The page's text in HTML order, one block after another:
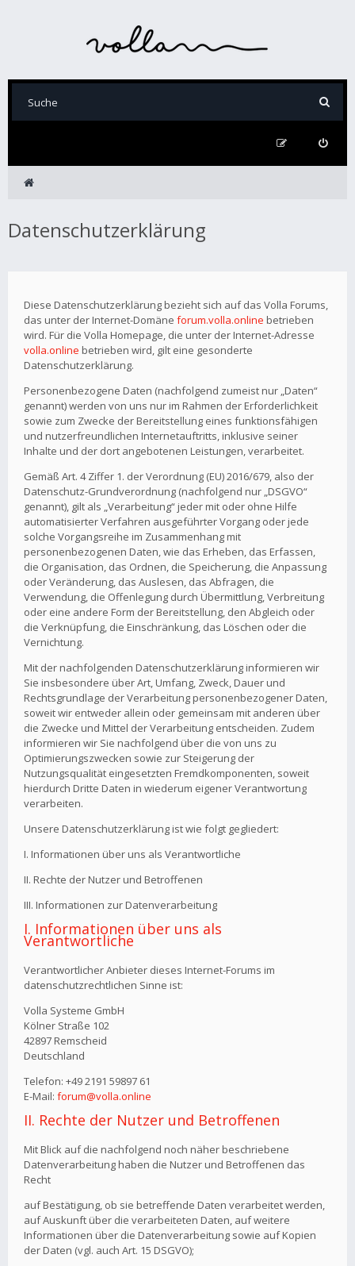
Datenschutzerklärung
Diese Datenschutzerklärung bezieht sich auf das Volla Forums,
das unter der Internet-Domäne forum.volla.online betrieben
wird. Für die Volla Homepage, die unter der Internet-Adresse
volla.online betrieben wird, gilt eine gesonderte
Datenschutzerklärung.
Personenbezogene Daten (nachfolgend zumeist nur „Daten“
genannt) werden von uns nur im Rahmen der Erforderlichkeit
sowie zum Zwecke der Bereitstellung eines funktionsfähigen
und nutzerfreundlichen Internetauftritts, inklusive seiner
Inhalte und der dort angebotenen Leistungen, verarbeitet.
Gemäß Art. 4 Ziffer 1. der Verordnung (EU) 2016/679, also der
Datenschutz-Grundverordnung (nachfolgend nur „DSGVO“
genannt), gilt als „Verarbeitung“ jeder mit oder ohne Hilfe
automatisierter Verfahren ausgeführter Vorgang oder jede
solche Vorgangsreihe im Zusammenhang mit
personenbezogenen Daten, wie das Erheben, das Erfassen,
die Organisation, das Ordnen, die Speicherung, die Anpassung
oder Veränderung, das Auslesen, das Abfragen, die
Verwendung, die Offenlegung durch Übermittlung, Verbreitung
oder eine andere Form der Bereitstellung, den Abgleich oder
die Verknüpfung, die Einschränkung, das Löschen oder die
Vernichtung.
Mit der nachfolgenden Datenschutzerklärung informieren wir
Sie insbesondere über Art, Umfang, Zweck, Dauer und
Rechtsgrundlage der Verarbeitung personenbezogener Daten,
soweit wir entweder allein oder gemeinsam mit anderen über
die Zwecke und Mittel der Verarbeitung entscheiden. Zudem
informieren wir Sie nachfolgend über die von uns zu
Optimierungszwecken sowie zur Steigerung der
Nutzungsqualität eingesetzten Fremdkomponenten, soweit
hierdurch Dritte Daten in wiederum eigener Verantwortung
verarbeiten.
Unsere Datenschutzerklärung ist wie folgt gegliedert:
I. Informationen über uns als Verantwortliche
II. Rechte der Nutzer und Betroffenen
III. Informationen zur Datenverarbeitung
I. Informationen über uns als
Verantwortliche
Verantwortlicher Anbieter dieses Internet-Forums im
datenschutzrechtlichen Sinne ist:
Volla Systeme GmbH
Kölner Straße 102
42897 Remscheid
Deutschland
Telefon: +49 2191 59897 61
E-Mail: forum@volla.online
II. Rechte der Nutzer und Betroffenen
Mit Blick auf die nachfolgend noch näher beschriebene
Datenverarbeitung haben die Nutzer und Betroffenen das
Recht
auf Bestätigung, ob sie betreffende Daten verarbeitet werden,
auf Auskunft über die verarbeiteten Daten, auf weitere
Informationen über die Datenverarbeitung sowie auf Kopien
der Daten (vgl. auch Art. 15 DSGVO);